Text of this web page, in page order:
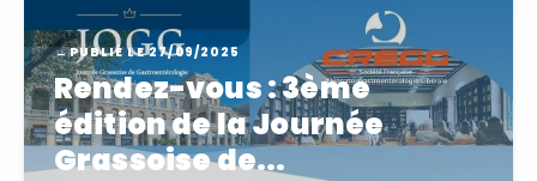
-PUBLIÉ LE27/09/2025
Rendez-vous : 3ème
édition de la Journée
Grassoise de...